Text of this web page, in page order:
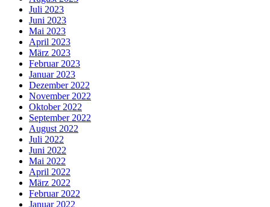
Juli 2023
Juni 2023
Mai 2023
April 2023
März 2023
Februar 2023
Januar 2023
Dezember 2022
November 2022
Oktober 2022
September 2022
August 2022
Juli 2022
Juni 2022
Mai 2022
April 2022
März 2022
Februar 2022
Januar 2022